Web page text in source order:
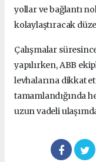
yollar ve bağlantı
kolaylaştıracak
Çalışmalar
yapılırken, ABB
levhalarına dikkat
tamamlandığında
uzun vadeli